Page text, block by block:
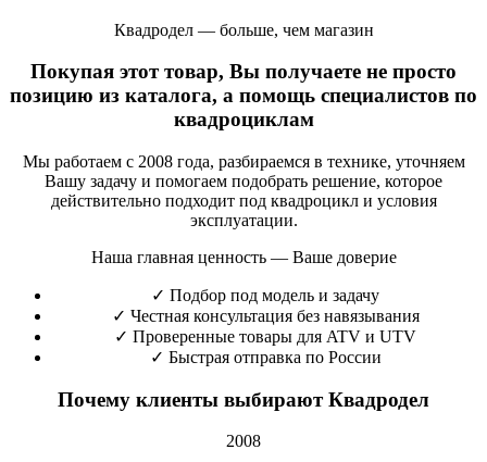
Квадродел — больше, чем магазин
Покупая этот товар, Вы получаете не просто
позицию из каталога, а помощь специалистов по
квадроциклам
Мы работаем с 2008 года, разбираемся в технике, уточняем
Вашу задачу и помогаем подобрать решение, которое
действительно подходит под квадроцикл и условия
эксплуатации.
Наша главная ценность — Ваше доверие
✓ Подбор под модель и задачу
✓ Честная консультация без навязывания
✓ Проверенные товары для ATV и UTV
✓ Быстрая отправка по России
Почему клиенты выбирают Квадродел
2008